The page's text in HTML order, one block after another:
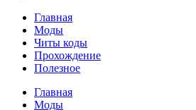
Главная
Моды
Читы коды
Прохождение
Полезное
Главная
Моды